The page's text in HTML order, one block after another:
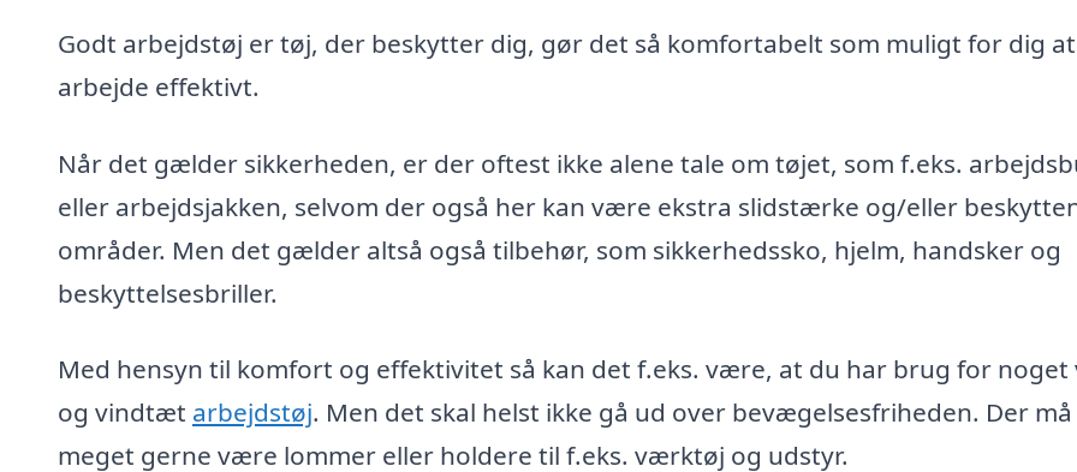
Godt arbejdstøj er tøj, der beskytter dig, gør det så komfortabelt som muligt for dig at
arbejde effektivt.
Når det gælder sikkerheden, er der oftest ikke alene tale om tøjet, som f.eks.
eller arbejdsjakken, selvom der også her kan være ekstra slidstærke og/eller
områder. Men det gælder altså også tilbehør, som sikkerhedssko, hjelm, handsker og
beskyttelsesbriller.
Med hensyn til komfort og effektivitet så kan det f.eks. være, at du har brug for noget
og vindtæt arbejdstøj. Men det skal helst ikke gå ud over bevægelsesfriheden. Der
meget gerne være lommer eller holdere til f.eks. værktøj og udstyr.